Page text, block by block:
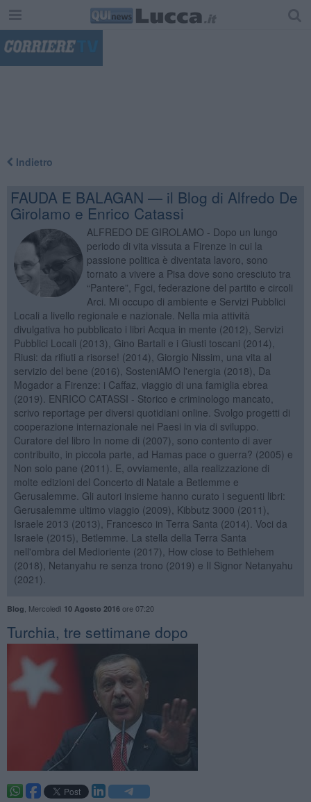
Indietro
FAUDA E BALAGAN — il Blog di Alfredo De
Girolamo e Enrico Catassi
ALFREDO DE GIROLAMO - Dopo un lungo
periodo di vita vissuta a Firenze in cui la
passione politica è diventata lavoro, sono
tornato a vivere a Pisa dove sono cresciuto tra
“Pantere”, Fgci, federazione del partito e circoli
Arci. Mi occupo di ambiente e Servizi Pubblici
Locali a livello regionale e nazionale. Nella mia attività
divulgativa ho pubblicato i libri Acqua in mente (2012), Servizi
Pubblici Locali (2013), Gino Bartali e i Giusti toscani (2014),
Riusi: da rifiuti a risorse! (2014), Giorgio Nissim, una vita al
servizio del bene (2016), SosteniAMO l'energia (2018), Da
Mogador a Firenze: i Caffaz, viaggio di una famiglia ebrea
(2019). ENRICO CATASSI - Storico e criminologo mancato,
scrivo reportage per diversi quotidiani online. Svolgo progetti di
cooperazione internazionale nei Paesi in via di sviluppo.
Curatore del libro In nome di (2007), sono contento di aver
contribuito, in piccola parte, ad Hamas pace o guerra? (2005) e
Non solo pane (2011). E, ovviamente, alla realizzazione di
molte edizioni del Concerto di Natale a Betlemme e
Gerusalemme. Gli autori insieme hanno curato i seguenti libri:
Gerusalemme ultimo viaggio (2009), Kibbutz 3000 (2011),
Israele 2013 (2013), Francesco in Terra Santa (2014). Voci da
Israele (2015), Betlemme. La stella della Terra Santa
nell'ombra del Medioriente (2017), How close to Bethlehem
(2018), Netanyahu re senza trono (2019) e Il Signor Netanyahu
(2021).
Blog Mercoledì 10 Agosto 2016ore 07:20
Turchia, tre settimane dopo